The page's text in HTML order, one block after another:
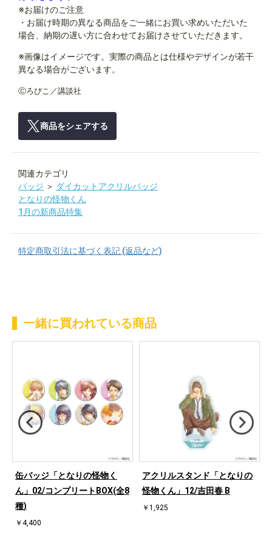
※お届けのご注意
・お届け時期の異なる商品をご一緒にお買い求めいただいた
場合、納期の遅い方に合わせてお届けさせていただきます。
※画像はイメージです。実際の商品とは仕様やデザインが若干
異なる場合がございます。
Ⓒろびこ／講談社
商品をシェアする
関連カテゴリ
バッジ ＞ ダイカットアクリルバッジ
となりの怪物くん
1月の新商品特集
特定商取引法に基づく表記 (返品など)
一緒に買われている商品
缶バッジ「となりの怪物く
ん」02/コンプリートBOX(全8
種)
￥4,400
アクリルスタンド「となりの
怪物くん」12/吉田春 B
￥1,925